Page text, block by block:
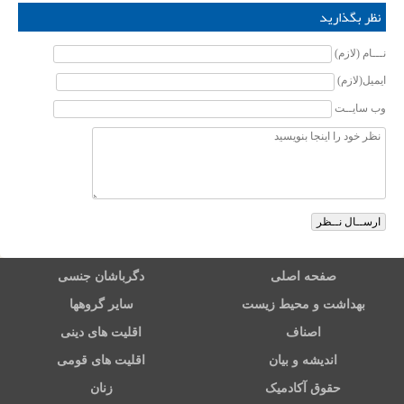
نظر بگذارید
نـــام (لازم)
ایمیل(لازم)
وب سایــت
صفحه اصلی دگرباشان جنسی
بهداشت و محیط زیست سایر گروهها
اصناف اقلیت های دینی
اندیشه و بیان اقلیت های قومی
حقوق آکادمیک زنان